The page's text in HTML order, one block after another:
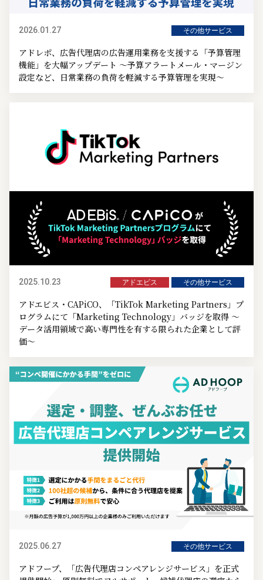
2026.01.27 その他サービス
アドレポ、広告代理店の広告運用業務を支援する「予算管理
機能」を大幅アップデート ～予算アラートメール・マージン
設定など、日常業務の負荷を軽減する予算管理を実現～
2025.10.23 アドエビス その他サービス
アドエビス・CAPiCO、「TikTok Marketing Partners」プ
ログラムにて「Marketing Technology」バッジを取得 ～
データ活用領域で高い専門性を有する限られた企業として評
価～
2025.06.27 その他サービス
アドフープ、「広告代理店コンペアレンジサービス」を正式